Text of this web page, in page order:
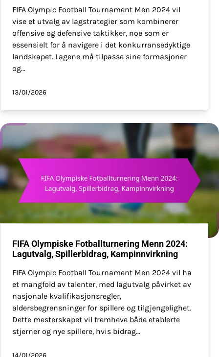
FIFA Olympic Football Tournament Men 2024 vil
vise et utvalg av lagstrategier som kombinerer
offensive og defensive taktikker, noe som er
essensielt for å navigere i det konkurransedyktige
landskapet. Lagene må tilpasse sine formasjoner
og…
13/01/2026
FIFA Olympiske Fotballturnering Menn 2024:
Lagutvalg, Spillerbidrag, Kampinnvirkning
FIFA Olympic Football Tournament Men 2024 vil ha
et mangfold av talenter, med lagutvalg påvirket av
nasjonale kvalifikasjonsregler,
aldersbegrensninger for spillere og tilgjengelighet.
Dette mesterskapet vil fremheve både etablerte
stjerner og nye spillere, hvis bidrag…
14/01/2026